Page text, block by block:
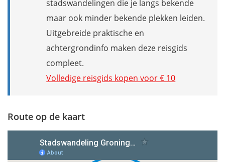
stadswandelingen die je langs bekende
maar ook minder bekende plekken leiden.
Uitgebreide praktische en
achtergrondinfo maken deze reisgids
compleet.
Volledige reisgids kopen voor € 10
Route op de kaart